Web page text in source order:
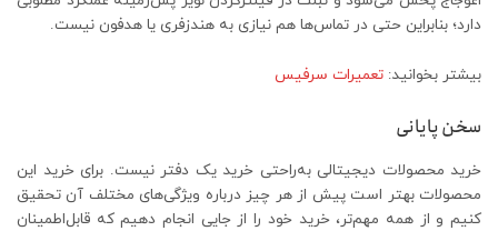
دارد؛ بنابراین حتی در تماس‌ها هم نیازی به هندزفری یا هدفون نیست.
بیشتر بخوانید: تعمیرات سرفیس
سخن پایانی
خرید محصولات دیجیتالی به‌راحتی خرید یک دفتر نیست. برای خرید این
محصولات بهتر است پیش از هر چیز درباره ویژگی‌های مختلف آن تحقیق
کنیم و از همه مهم‌تر، خرید خود را از جایی انجام دهیم که قابل‌اطمینان